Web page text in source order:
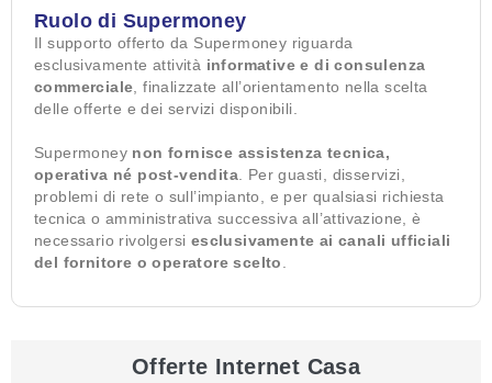
Ruolo di Supermoney
Il supporto offerto da Supermoney riguarda
esclusivamente attività informative e di consulenza
commerciale, finalizzate all’orientamento nella scelta
delle offerte e dei servizi disponibili.
Supermoney non fornisce assistenza tecnica,
operativa né post-vendita. Per guasti, disservizi,
problemi di rete o sull’impianto, e per qualsiasi richiesta
tecnica o amministrativa successiva all’attivazione, è
necessario rivolgersi esclusivamente ai canali ufficiali
del fornitore o operatore scelto.
Offerte Internet Casa